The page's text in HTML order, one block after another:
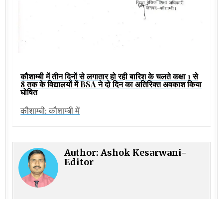
कौशाम्बी में तीन दिनों से लगातार हो रही बारिश के चलते कक्षा 1 से
8 तक के विद्यालयों में BSA ने दो दिन का अतिरिक्त अवकाश किया
घोषित
कौशाम्बी: कौशाम्बी में
Author:Ashok Kesarwani-
Editor